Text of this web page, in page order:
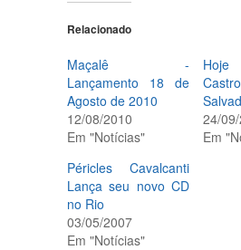
Relacionado
Maçalê -
Lançamento 18 de
Agosto de 2010
12/08/2010
Em "Notícias"
24/
Em
Péricles Cavalcanti
Lança seu novo CD
no Rio
03/05/2007
Em "Notícias"